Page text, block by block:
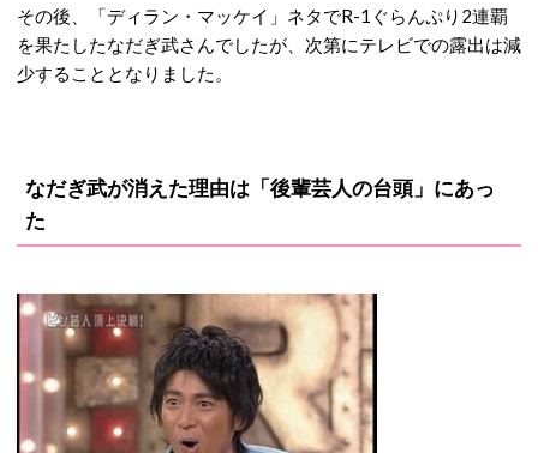
その後、「ディラン・マッケイ」ネタでR-1ぐらんぷり2連覇
を果たしたなだぎ武さんでしたが、次第にテレビでの露出は減
少することとなりました。
なだぎ武が消えた理由は「後輩芸人の台頭」にあっ
た